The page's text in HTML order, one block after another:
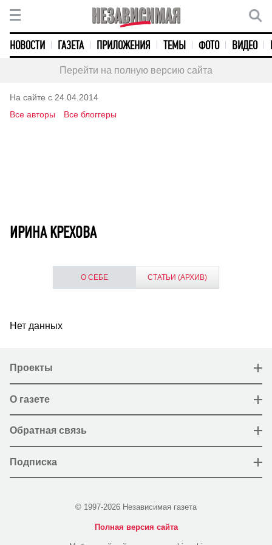
НОВОСТИ ГАЗЕТА ПРИЛОЖЕНИЯ ТЕМЫ ФОТО ВИДЕО
Перейти на полную версию сайта
На сайте с 24.04.2014
Все авторы
Все блоггеры
ИРИНА КРЕХОВА
О СЕБЕ СТАТЬИ (АРХИВ)
Нет данных
Проекты
О газете
Обратная связь
Подписка
© 1997-2026 Независимая газета
Полная версия сайта